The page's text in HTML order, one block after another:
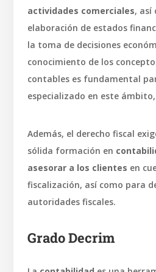
actividades comerciales, así
elaboración de estados
la toma de decisiones
conocimiento de los
contables es fundamental
especializado en este
Además, el derecho fiscal
sólida formación en
asesorar a los clientes en
fiscalización, así como para
autoridades fiscales.
Grado Decrim